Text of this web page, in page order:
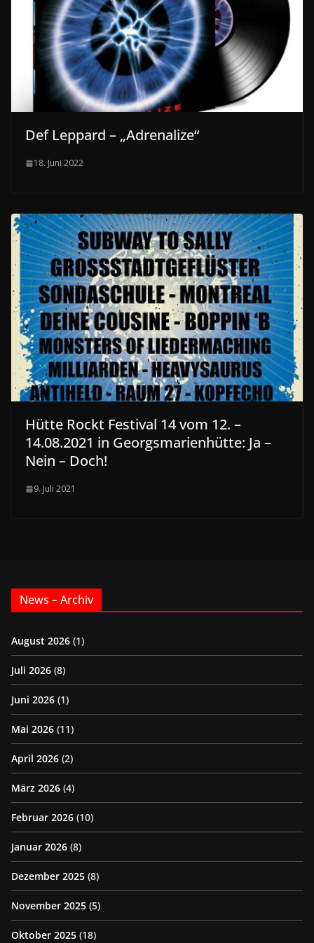
Def Leppard – „Adrenalize“
18. Juni 2022
Hütte Rockt Festival 14 vom 12. –
14.08.2021 in Georgsmarienhütte: Ja –
Nein – Doch!
9. Juli 2021
News – Archiv
August 2026 (1)
Juli 2026 (8)
Juni 2026 (1)
Mai 2026 (11)
April 2026 (2)
März 2026 (4)
Februar 2026 (10)
Januar 2026 (8)
Dezember 2025 (8)
November 2025 (5)
Oktober 2025 (18)